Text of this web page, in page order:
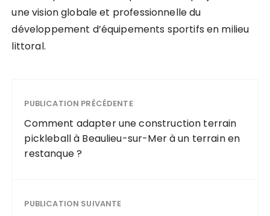
une vision globale et professionnelle du
développement d’équipements sportifs en milieu
littoral.
PUBLICATION PRÉCÉDENTE
Comment adapter une construction terrain
pickleball à Beaulieu-sur-Mer à un terrain en
restanque ?
PUBLICATION SUIVANTE